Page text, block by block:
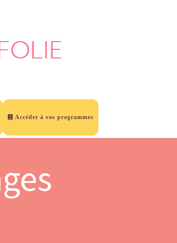
Accéder à vos programmes